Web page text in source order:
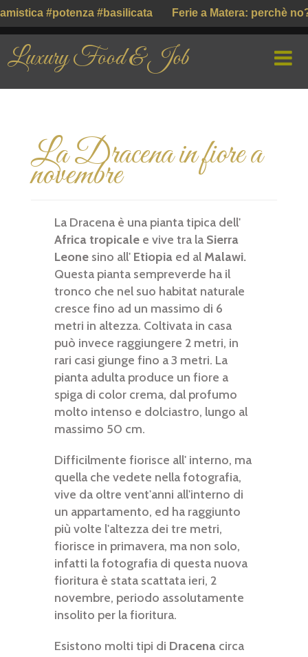
#potenza #basilicata Ferie a Matera: perchè
Luxury Food & Job
CHI SIAMO
PROFILE COMPANY
GUSTO ITALIANO ( ІТАЛІЙСЬКИЙ СМАК )
La Dracena in fiore a
novembre
La Dracena è una pianta tipica dell'
Africa tropicale e vive tra la Sierra
Leone sino all' Etiopia ed al Malawi.
Questa pianta sempreverde ha il
tronco che nel suo habitat naturale
cresce fino ad un massimo di 6
metri in altezza. Coltivata in casa
può invece raggiungere 2 metri, in
rari casi giunge fino a 3 metri. La
pianta adulta produce un fiore a
spiga di color crema, dal profumo
molto intenso e dolciastro, lungo al
massimo 50 cm.
Difficilmente fiorisce all' interno, ma
quella che vedete nella fotografia,
vive da oltre vent'anni all'interno di
un appartamento, ed ha raggiunto
più volte l'altezza dei tre metri,
fiorisce in primavera, ma non solo,
infatti la fotografia di questa nuova
fioritura è stata scattata ieri, 2
novembre, periodo assolutamente
insolito per la fioritura.
Esistono molti tipi di Dracena circa